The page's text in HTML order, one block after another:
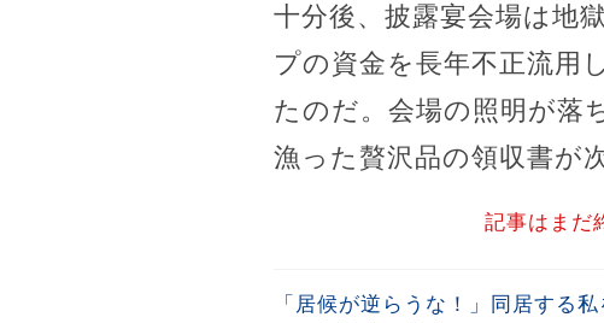
十分後、披露宴会場は地
プの資金を長年不正流用
たのだ。会場の照明が落
漁った贅沢品の領収書が
記事はまだ
「居候が逆らうな！」同居する